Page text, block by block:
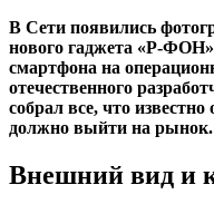
В Сети появились
нового гаджета «Р-
смартфона на
отечественного
собрал все, что
должно выйти на рынок.
Внешний вид и